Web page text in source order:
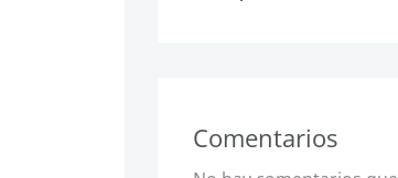
Comentarios